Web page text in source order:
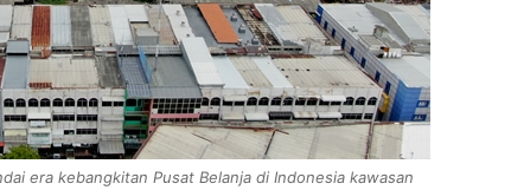
era kebangkitan Pusat Belanja di Indonesia kawasan